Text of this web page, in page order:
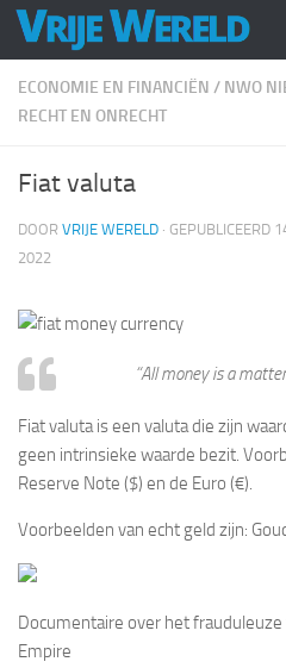
Doorgaan naar inhoud
ECONOMIE EN FINANCIËN / NWO
RECHT EN ONRECHT
Fiat valuta
DOOR VRIJE WERELD · GEPUBLICEERD
2022
“All money is a
Fiat valuta is een valuta die zijn
geen intrinsieke waarde bezit.
Reserve Note ($) en de Euro (€).
Voorbeelden van echt geld zijn:
Documentaire over het
Empire